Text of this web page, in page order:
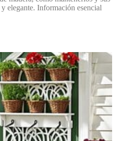
elegante. Información esencial